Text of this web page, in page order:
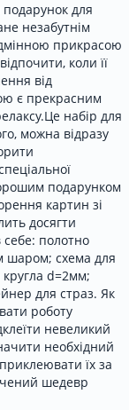
для
незабутнім
прикрасою
коли її
від
є прекрасним
набір для
можна відразу
подарунком
картин зі
досягти
полотно
шаром; схема для
d=2мм;
для страз. Як
роботу
невеликий
необхідний
їх за
шедевр